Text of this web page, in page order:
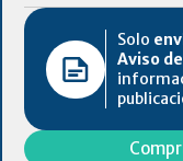
Solo
Aviso